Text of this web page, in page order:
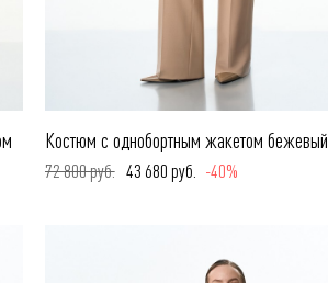
Костюм с однобортным жакетом бежевый
72 800 руб. 43 680 руб. -40%